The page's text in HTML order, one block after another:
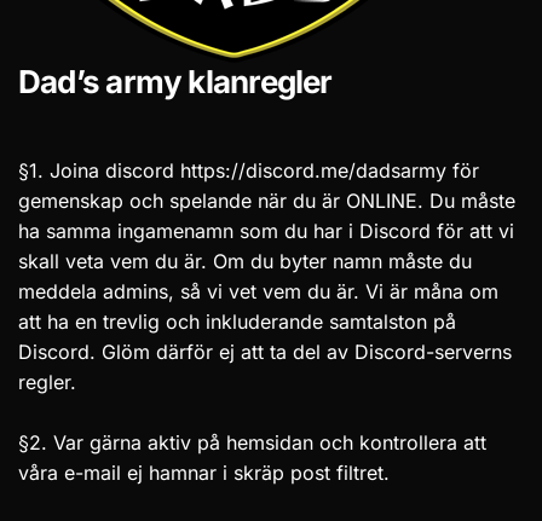
Dad’s army klanregler
§1. Joina discord https://discord.me/dadsarmy för
gemenskap och spelande när du är ONLINE. Du måste
ha samma ingamenamn som du har i Discord för att vi
skall veta vem du är. Om du byter namn måste du
meddela admins, så vi vet vem du är. Vi är måna om
att ha en trevlig och inkluderande samtalston på
Discord. Glöm därför ej att ta del av Discord-serverns
regler.
§2. Var gärna aktiv på hemsidan och kontrollera att
våra e-mail ej hamnar i skräp post filtret.